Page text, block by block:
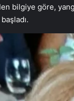
bilgiye göre,